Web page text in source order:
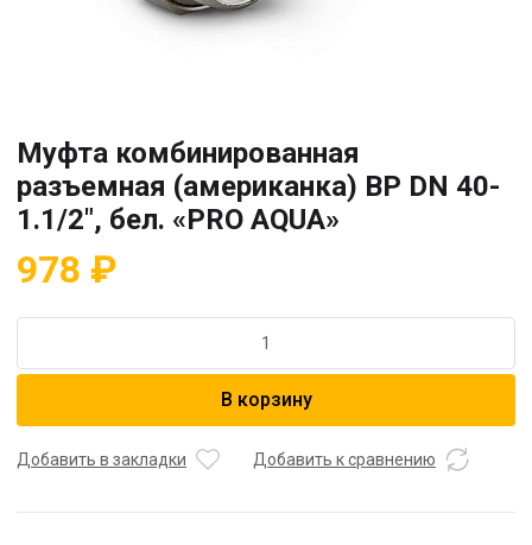
Муфта комбинированная
разъемная (американка) ВР DN 40-
1.1/2″, бел. «PRO AQUA»
978 ₽
Муфта
(американка)
В корзину
Добавить в закладки Добавить к сравнению